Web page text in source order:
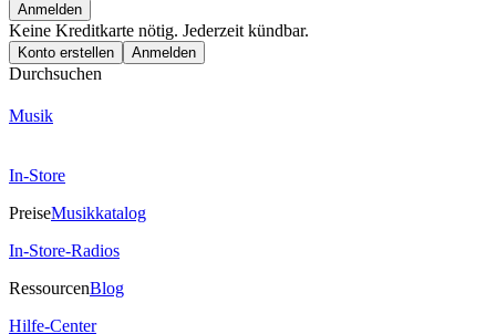
Anmelden
Keine Kreditkarte nötig. Jederzeit kündbar.
Konto erstellen Anmelden
Durchsuchen
Musik
In-Store
PreiseMusikkatalog
In-Store-Radios
RessourcenBlog
Hilfe-Center